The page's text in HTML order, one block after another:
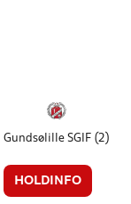
Gundsølille SGIF (2)
HOLDINFO